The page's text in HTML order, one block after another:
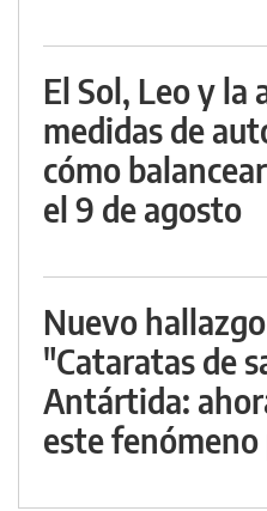
El Sol, Leo y
medidas de
cómo
el 9 de agosto
Nuevo
"Cataratas de
Antártida:
este